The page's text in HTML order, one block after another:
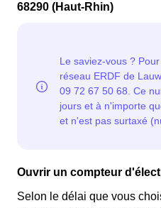
68290 (Haut-Rhin)
Ouvrir un compteur
Selon le délai que vous